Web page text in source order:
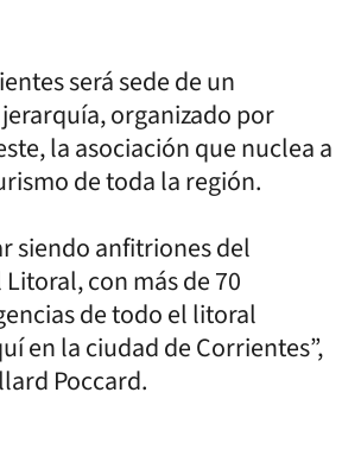
será sede de un
organizado por
la asociación que nuclea a
de toda la región.
siendo anfitriones del
con más de 70
de todo el litoral
en la ciudad de Corrientes”,
Poccard.